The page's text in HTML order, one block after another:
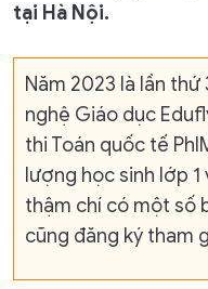
tại Hà Nội.
Năm 2023 là lần
nghệ Giáo dục
thi Toán quốc tế
lượng học sinh lớp
thậm chí có một số
cũng đăng ký tham